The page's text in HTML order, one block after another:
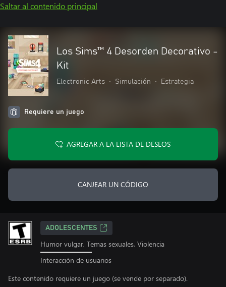
Saltar al contenido principal
Los Sims™ 4 Desorden Decorativo -
Kit
Electronic Arts • Simulación • Estrategia
Requiere un juego
AGREGAR A LA LISTA DE DESEOS
CANJEAR UN CÓDIGO
ADOLESCENTES
Humor vulgar, Temas sexuales, Violencia
Interacción de usuarios
Este contenido requiere un juego (se vende por separado).